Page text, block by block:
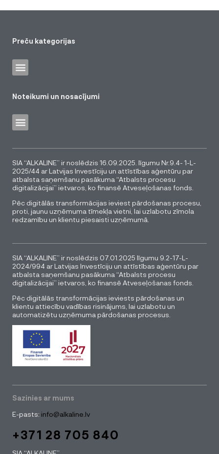
Preču kategorijas
Noteikumi un nosacījumi
SIA “ALKALINE” ir noslēdzis 16.09.2025. līgumu Nr.9.4- 1-L-
2025/44 ar Latvijas Investīciju un attīstības aģentūru par
atbalsta saņemšanu pasākuma “Atbalsts procesu
digitalizācijai” ietvaros, ko finansē Atveseļošanas fonds.
Pēc digitālās transformācijas ieviest pārdošanas procesu,
proti, jaunu uzņēmuma tīmekļa vietni, lai uzlabotu zīmola
redzamību un klientu piesaisti uzņēmumā.
SIA “ALKALINE” ir noslēdzis 07.01.2025 līgumu 9.2-17-L-
2024/994 ar Latvijas Investīciju un attīstības aģentūru par
atbalsta saņemšanu pasākuma “Atbalsts procesu
digitalizācijai” ietvaros, ko finansē Atveseļošanas fonds.
Pēc digitālās transformācijas ieviests pārdošanas un
klientu attiecību vadības risinājums, lai uzlabotu un
automatizētu uzņēmuma pārdošanas procesus.
Sazinies ar mums
E-pasts: info@alkaline.lv
+371 28 705 840